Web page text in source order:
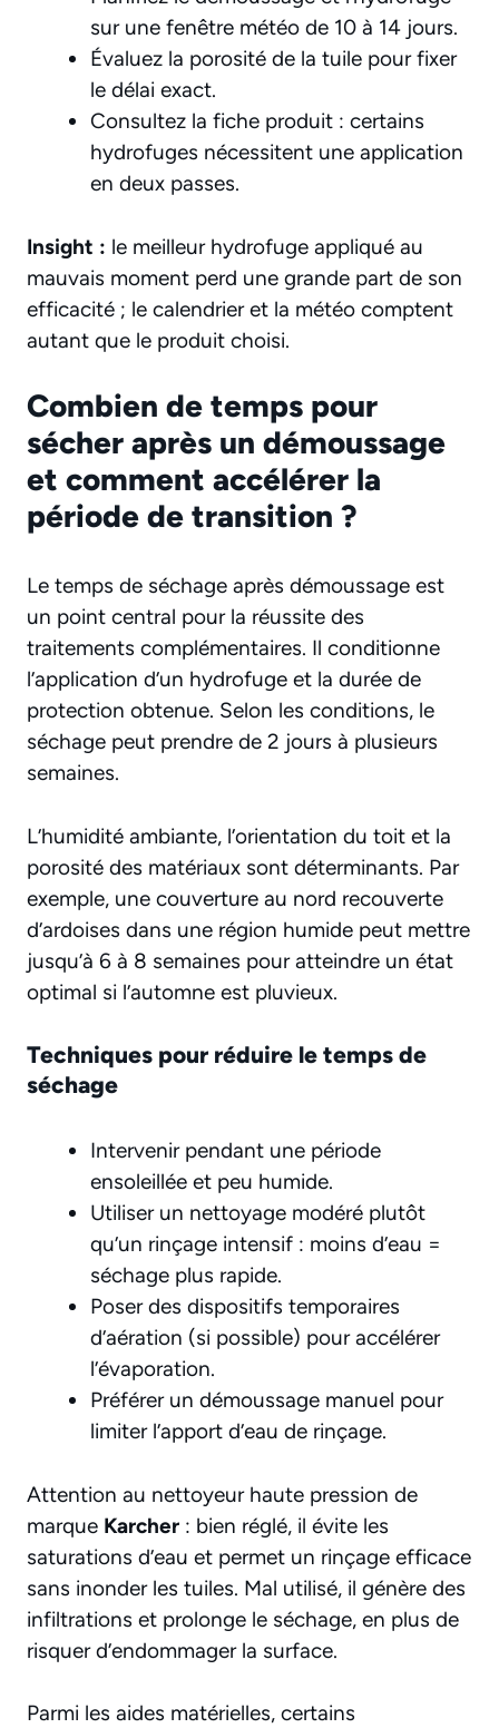
sur une fenêtre météo de 10 à 14 jours.
Évaluez la porosité de la tuile pour fixer
le délai exact.
Consultez la fiche produit : certains
hydrofuges nécessitent une application
en deux passes.
Insight : le meilleur hydrofuge appliqué au
mauvais moment perd une grande part de son
efficacité ; le calendrier et la météo comptent
autant que le produit choisi.
Combien de temps pour
sécher après un démoussage
et comment accélérer la
période de transition ?
Le temps de séchage après démoussage est
un point central pour la réussite des
traitements complémentaires. Il conditionne
l’application d’un hydrofuge et la durée de
protection obtenue. Selon les conditions, le
séchage peut prendre de 2 jours à plusieurs
semaines.
L’humidité ambiante, l’orientation du toit et la
porosité des matériaux sont déterminants. Par
exemple, une couverture au nord recouverte
d’ardoises dans une région humide peut mettre
jusqu’à 6 à 8 semaines pour atteindre un état
optimal si l’automne est pluvieux.
Techniques pour réduire le temps de
séchage
Intervenir pendant une période
ensoleillée et peu humide.
Utiliser un nettoyage modéré plutôt
qu’un rinçage intensif : moins d’eau =
séchage plus rapide.
Poser des dispositifs temporaires
d’aération (si possible) pour accélérer
l’évaporation.
Préférer un démoussage manuel pour
limiter l’apport d’eau de rinçage.
Attention au nettoyeur haute pression de
marque Karcher : bien réglé, il évite les
saturations d’eau et permet un rinçage efficace
sans inonder les tuiles. Mal utilisé, il génère des
infiltrations et prolonge le séchage, en plus de
risquer d’endommager la surface.
Parmi les aides matérielles, certains